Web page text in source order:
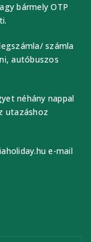
bármely OTP
számla
autóbuszos
néhány nappal
utazáshoz
e-mail